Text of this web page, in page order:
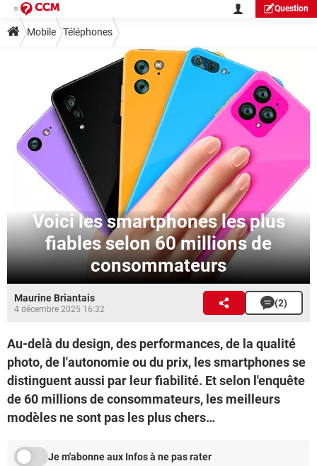
Question
Mobile Téléphones
Voici les smartphones les plus
fiables selon 60 millions de
consommateurs
Maurine Briantais
4 décembre 2025 16:32
(2)
Au-delà du design, des performances, de la qualité
photo, de l'autonomie ou du prix, les smartphones se
distinguent aussi par leur fiabilité. Et selon l'enquête
de 60 millions de consommateurs, les meilleurs
modèles ne sont pas les plus chers…
Je m'abonne aux Infos à ne pas rater